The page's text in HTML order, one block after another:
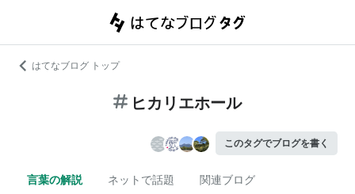
はてなブログ トップ
ヒカリエホール
このタグでブログを書く
言葉の解説 ネットで話題 関連ブログ